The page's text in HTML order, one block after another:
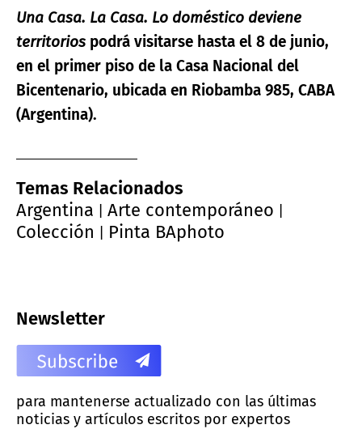
Una Casa. La Casa. Lo doméstico deviene
territorios podrá visitarse hasta el 8 de junio,
en el primer piso de la Casa Nacional del
Bicentenario, ubicada en Riobamba 985, CABA
(Argentina).
Temas Relacionados
Argentina
Arte contemporáneo
Colección Pinta BAphoto
Newsletter
para mantenerse actualizado con las últimas
noticias y artículos escritos por expertos